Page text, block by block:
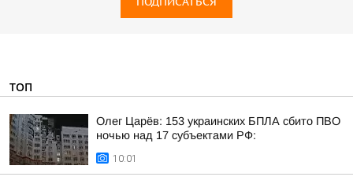
ТОП
Олег Царёв: 153 украинских БПЛА сбито ПВО
ночью над 17 субъектами РФ:
10:01